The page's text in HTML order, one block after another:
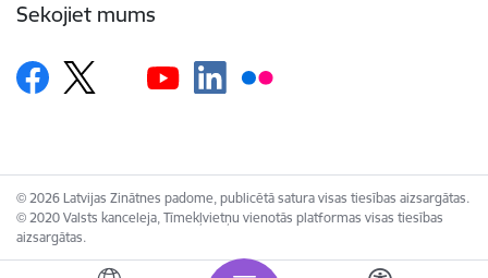
Sekojiet mums
© 2026 Latvijas Zinātnes padome, publicētā satura visas tiesības aizsargātas.
© 2020 Valsts kanceleja, Tīmekļvietņu vienotās platformas visas tiesības
aizsargātas.